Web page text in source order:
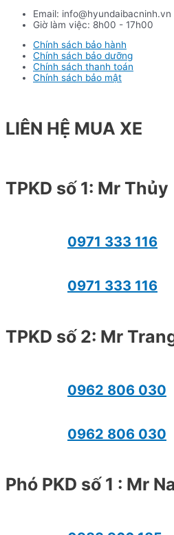
Email: info@hyundaibacninh.vn
Giờ làm việc: 8h00 - 17h00
Chính sách bảo hành
Chính sách bảo dưỡng
Chính sách thanh toán
Chính sách bảo mật
LIÊN HỆ MUA XE
TPKD số 1: Mr Thủy
0971 333 116
0971 333 116
TPKD số 2: Mr
0962 806 030
0962 806 030
Phó PKD số 1 : Mr